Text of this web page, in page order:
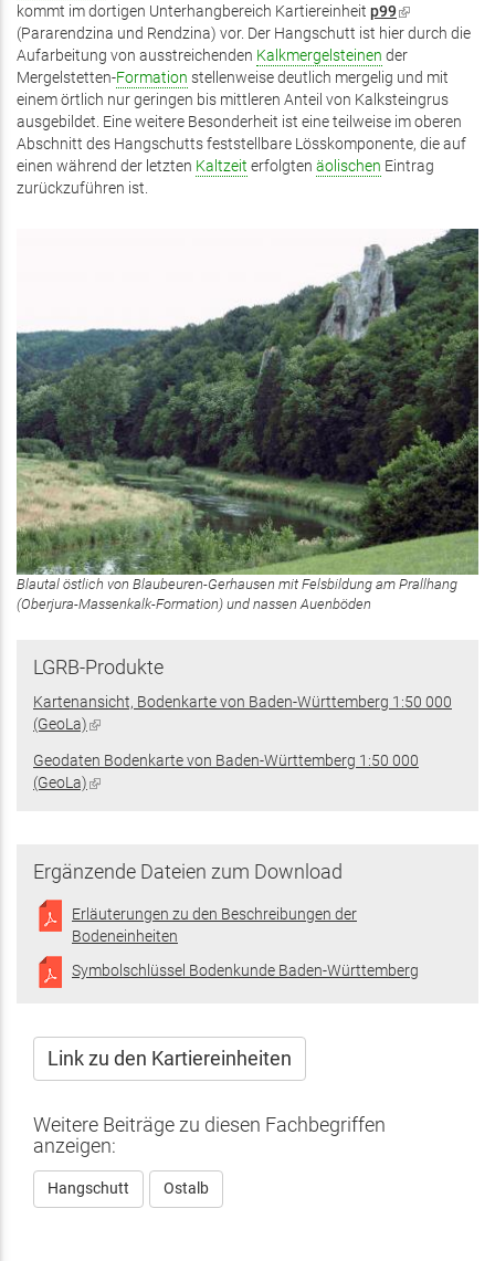
kommt im dortigen Unterhangbereich Kartiereinheit p99(Link
ist
extern)
(Pararendzina und Rendzina) vor. Der Hangschutt ist hier durch die
Aufarbeitung von ausstreichenden Kalkmergelsteinen der
Mergelstetten-Formation stellenweise deutlich mergelig und mit
einem örtlich nur geringen bis mittleren Anteil von Kalksteingrus
ausgebildet. Eine weitere Besonderheit ist eine teilweise im oberen
Abschnitt des Hangschutts feststellbare Lösskomponente, die auf
einen während der letzten Kaltzeit erfolgten äolischen Eintrag
zurückzuführen ist.
Blautal östlich von Blaubeuren-Gerhausen mit Felsbildung am Prallhang
(Oberjura-Massenkalk-Formation) und nassen Auenböden
LGRB-Produkte
Kartenansicht, Bodenkarte von Baden-Württemberg 1:50 000
(GeoLa)(Link
extern)
Geodaten Bodenkarte von Baden-Württemberg 1:50 000
(GeoLa)(Link
Ergänzende Dateien zum Download
Erläuterungen zu den Beschreibungen der
Bodeneinheiten
Symbolschlüssel Bodenkunde Baden-Württemberg
Link zu den Kartiereinheiten
Weitere Beiträge zu diesen Fachbegriffen
anzeigen:
Hangschutt Ostalb